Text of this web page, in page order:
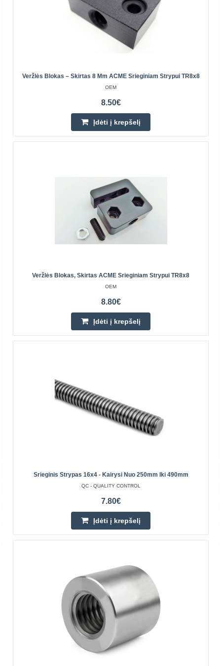
Parduotuvėje Vilniuje NĖRA
Parduotuvėje Kaune NĖRA
Centriniame Sandėlyje YRA
Įdėti į krepšelį
T8x1040mm 2mm žingsnis ACME Srieginis strypas
Produkto savybės Didelis skersmuo padeda išveng..
Parduotuvėje Vilniuje NĖRA
Parduotuvėje Kaune NĖRA
Srieginis strypas 40x7 - kairysis 490mm
QC - QUALITY CONTROL
Branduolio skersmuo (fi d3): 30.5 mm Tiesumo laipsnis:
0.1 mm/300mm Tikslumas: 50 μm/300mm Sriegio kryptis:
Parduotuvėje Vilniuje NĖRA
Parduotuvėje Kaune NĖRA
Centriniame Sandėlyje YRA
Veržlės Blokas – Skirtas 8 Mm ACME Srieginiam Strypui TR8x8
OEM
8.50€
Įdėti į krepšelį
Veržlės Blokas, Skirtas ACME Srieginiam Strypui TR8x8
OEM
8.80€
Įdėti į krepšelį
Srieginis Strypas 16x4 - Kairysi Nuo 250mm Iki 490mm
QC - QUALITY CONTROL
7.80€
Įdėti į krepšelį